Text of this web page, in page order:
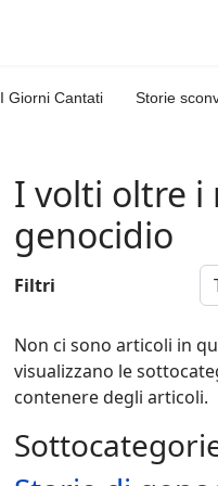
I Giorni Cantati Storie
I volti oltre i
genocidio
Filtri
Non ci sono articoli in
visualizzano le
contenere degli articoli.